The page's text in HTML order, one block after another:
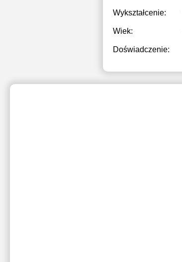
Wykształcenie:
Wiek:
Doświadczenie: